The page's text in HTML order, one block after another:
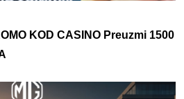
KOD CASINO Preuzmi 1500